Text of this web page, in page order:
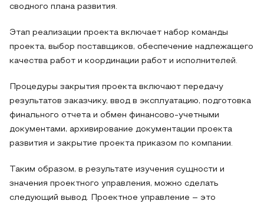
сводного плана развития.
Этап реализации проекта включает набор команды
проекта, выбор поставщиков, обеспечение надлежащего
качества работ и координации работ и исполнителей.
Процедуры закрытия проекта включают передачу
результатов заказчику, ввод в эксплуатацию, подготовка
финального отчета и обмен финансово-учетными
документами, архивирование документации проекта
развития и закрытие проекта приказом по компании.
Таким образом, в результате изучения сущности и
значения проектного управления, можно сделать
следующий вывод. Проектное управление – это